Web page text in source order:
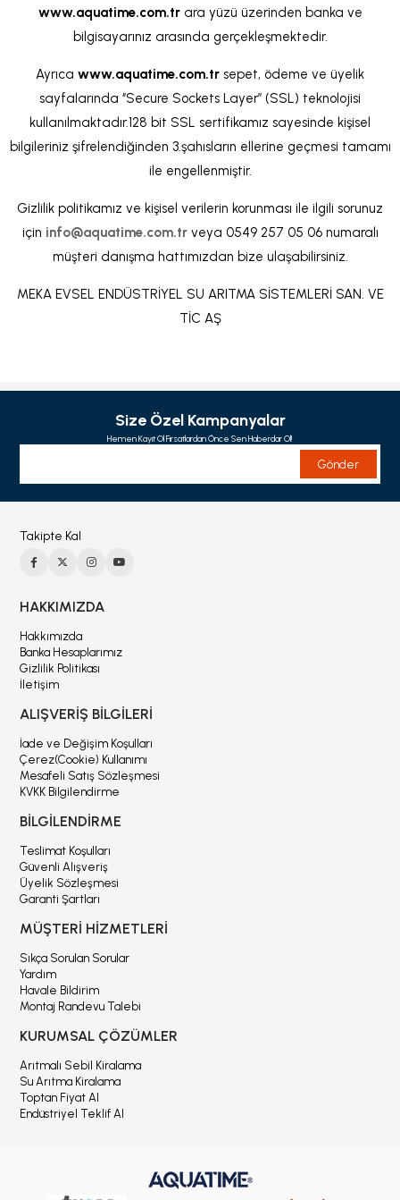
www.aquatime.com.trara yüzü üzerinden banka ve
bilgisayarınız arasında gerçekleşmektedir.
Ayrıca www.aquatime.com.tr sepet, ödeme ve üyelik
sayfalarında ‘’Secure Sockets Layer’’ (SSL) teknolojisi
kullanılmaktadır.128 bit SSL sertifikamız sayesinde kişisel
bilgileriniz şifrelendiğinden 3.şahısların ellerine geçmesi tamamı
ile engellenmiştir.
Gizlilik politikamız ve kişisel verilerin korunması ile ilgili sorunuz
için info@aquatime.com.trveya 0549 257 05 06 numaralı
müşteri danışma hattımızdan bize ulaşabilirsiniz.
MEKA EVSEL ENDÜSTRİYEL SU ARITMA SİSTEMLERİ SAN. VE
TİC AŞ
Size Özel Kampanyalar
Hemen Kayıt Ol Fırsatlardan Önce Sen Haberdar Ol!
Gönder
Takipte Kal
HAKKIMIZDA
Hakkımızda
Banka Hesaplarımız
Gizlilik Politikası
İletişim
ALIŞVERİŞ BİLGİLERİ
İade ve Değişim Koşulları
Çerez(Cookie) Kullanımı
Mesafeli Satış Sözleşmesi
KVKK Bilgilendirme
BİLGİLENDİRME
Teslimat Koşulları
Güvenli Alışveriş
Üyelik Sözleşmesi
Garanti Şartları
MÜŞTERİ HİZMETLERİ
Sıkça Sorulan Sorular
Yardım
Havale Bildirim
Montaj Randevu Talebi
KURUMSAL ÇÖZÜMLER
Arıtmalı Sebil Kiralama
Su Arıtma Kiralama
Toptan Fiyat Al
Endüstriyel Teklif Al